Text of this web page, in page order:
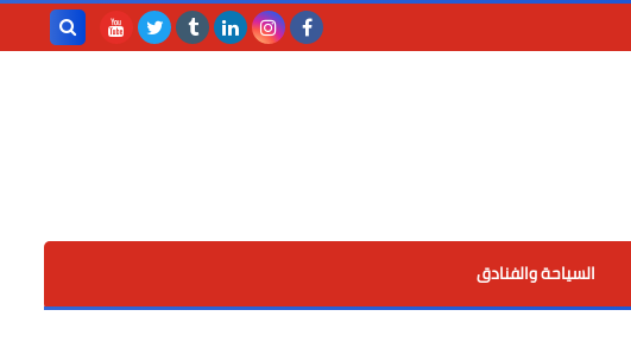
السياحة والفنادق